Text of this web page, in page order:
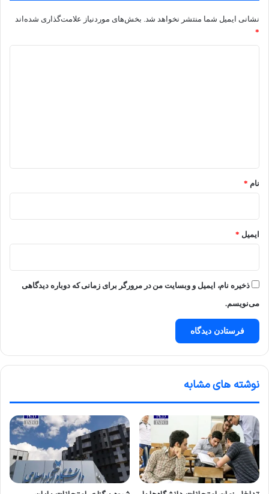
نشانی ایمیل شما منتشر نخواهد شد. بخش‌های موردنیاز علامت‌گذاری شده‌اند
*
نام *
ایمیل *
ذخیره نام، ایمیل و وبسایت من در مرورگر برای زمانی که دوباره دیدگاهی
می‌نویسم.
نوشته های مشابه